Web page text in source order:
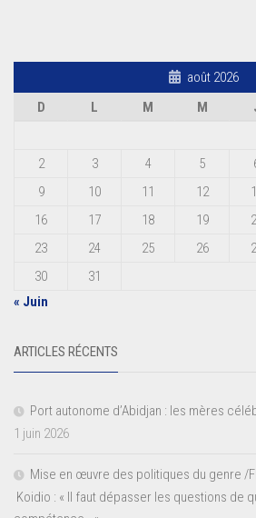
août 2026
D
L M M
2
3 4 5
9
10 11 12
16
17 18 19
23
24 25 26
30
31
« Juin
ARTICLES RÉCENTS
Port autonome d’Abidjan : les mères
1 juin 2026
Mise en œuvre des politiques du genre /
Koidio : « Il faut dépasser les questions de